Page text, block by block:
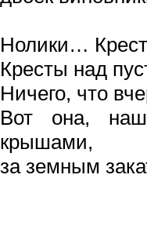
Нолики…
Кресты над
Ничего, что
Вот она,
крышами,
за земным